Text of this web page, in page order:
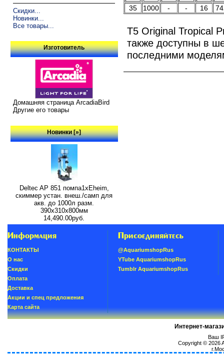
Скидки...
Новинки...
Все товары...
Изготовитель
Домашняя страница ArcadiaBird
Другие его товары
Новинки [»]
Deltec AP 851 помпа1xEheim,
скиммер устан. внеш./самп для
акв. до 1000л разм.
390х310х800мм
14,490.00руб.
35 1000 - - 16
T5 Original Tropical
также доступны в
последними
Информация
КОНТАКТЫ
О нас
Скидки
Oплатa
Доставка
Акции и спец предложения
Карта сайта
Присоединяйтесь
@AquariumshopRus
YTube AquariumshopRus
Tumblr AquariumshopRus
Интернет-
Ваш
Copyright © 2026